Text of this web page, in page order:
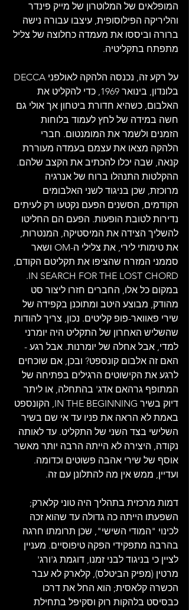
המופלאים של המלוטרון של מייק פינדר
והליריקה הפילוסופית, עיצבו עבורה נישה
ברורה וביססו את מעמדה כחלוצה של צליל
מתפתח בתקליטיה.
בלונדון, בינואר 1969, כדי להקליט את
האלבום, כשהיא חדורת ביטחון אך אולי גם
חשה במידה של לחץ לעמוד בלוחות
הזמנים ולשמר את המומנטום. חברי
הלהקה מצאו את עצמם בעמדה מעוררת
קנאה, שבה יכלו להכתיב את הקצב שלהם.
ההקלטות התנהלו ברוח של אנרגיה
מרוכזת, שכן בניגוד לשני האלבומים
הקודמים, הסשנים הפעם נקטעו רק לעיתים
נדירות לטובת הופעות. הפעם הם החליטו
להשליך הצידה את המיסטיקה, המנטרות,
את טימותי לירי, את צלילי ה-OM ושאר
סממני המזרח שהציפו את תקליטם הקודם,
IN SEARCH FOR THE LOST CHORD.
במקום כל אלו, החברים חזרו ליצור סט
מהודק, מבוצע היטב ומתוכנן בקפידה של
שירי פאוואר-פופ קליטים. נכון, צריך להודות
שהשליש האחרון של התקליט היה יומרני
למדי, אבל אחלה של יומרנות. אבל רגע -
האם זה אלבום קונספט? ובכן, אם שוכחים
לרגע את הקישוטים הרגילים בפתיחה של
המתופף גרהאם אדג' בהתחלה, או ליתר
דיוק בשיר IN THE BEGINNING, הקונספט
באמת לא הראה את פניו עד אי שם בשיר
השלישי בצד השני של התקליט. עד לאותה
נקודה, היצירה לא הייתה הרבה יותר מאשר
אוסף של שירי אהבה פשוטים וכדומה.
ועדיין, ממש אין מה להתלונן עם זה.
דמות מרכזית בתהליך היה טוני קלארק;
השפעתו הייתה כה גדולה עד שהוא זכה
לכינוי "המודי השישי", שכן תרומתו חרגה
בהרבה מתפקידי הפקה טיפוסיים. מעניין
לציין כי בניגוד לבני זמנו, דוגמת ג'ורג'
מרטין (מפיק הביטלס), קלארק לא עבר
הכשרה קלאסית; הוא החל את דרכו
כבסיסט בלהקות רוק וסקיפל בתחילת